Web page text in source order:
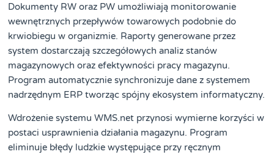
Dokumenty RW oraz PW umożliwiają monitorowanie
wewnętrznych przepływów towarowych podobnie do
krwiobiegu w organizmie. Raporty generowane przez
system dostarczają szczegółowych analiz stanów
magazynowych oraz efektywności pracy magazynu.
Program automatycznie synchronizuje dane z systemem
nadrzędnym ERP tworząc spójny ekosystem informatyczny.
Wdrożenie systemu WMS.net przynosi wymierne korzyści w
postaci usprawnienia działania magazynu. Program
eliminuje błędy ludzkie występujące przy ręcznym